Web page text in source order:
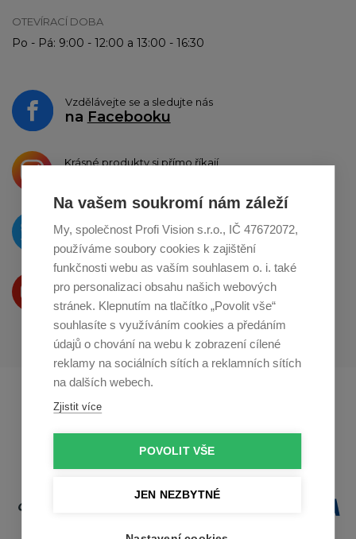
Na vašem soukromí nám záleží
My, společnost Profi Vision s.r.o., IČ 47672072,
používáme soubory cookies k zajištění
funkčnosti webu as vaším souhlasem o. i. také
pro personalizaci obsahu našich webových
stránek. Klepnutím na tlačítko „Povolit vše“
souhlasíte s využíváním cookies a předáním
údajů o chování na webu k zobrazení cílené
reklamy na sociálních sítích a reklamních sítích
na dalších webech.
Zjistit více
POVOLIT VŠE
JEN NEZBYTNÉ
OTEVÍRACÍ DOBA
Po - Pá: 9:00 - 12:00 a 13:00 - 16:30
Vzdělávejte se a sledujte nás
na Facebooku
Krásné produkty si přímo říkají
O novinkách píšeme
naTwitteru
Produkty Vám představujeme
na Youtube
Profikuchar.sk